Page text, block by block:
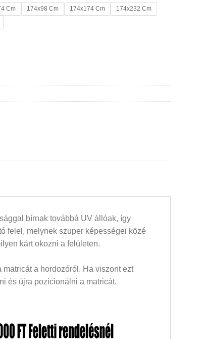
Cm 174x98 Cm 174x174 Cm
174x232 Cm
bírnak továbbá UV állóak, így
felel, melynek szuper képességei közé
kárt okozni a felületen.
a hordozóról. Ha viszont ezt
és újra pozicionálni a matricát.